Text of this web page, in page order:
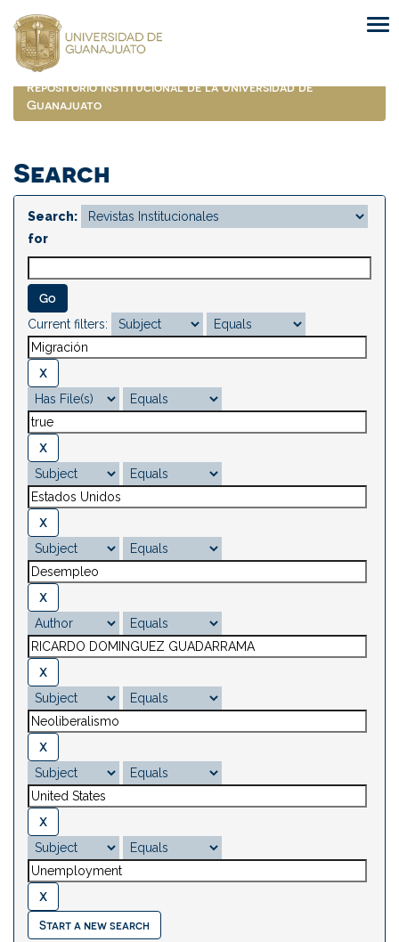
navigation
Repositorio Institucional de la Universidad de
Guanajuato
Search
Search:
for
Current filters:
Start a new search